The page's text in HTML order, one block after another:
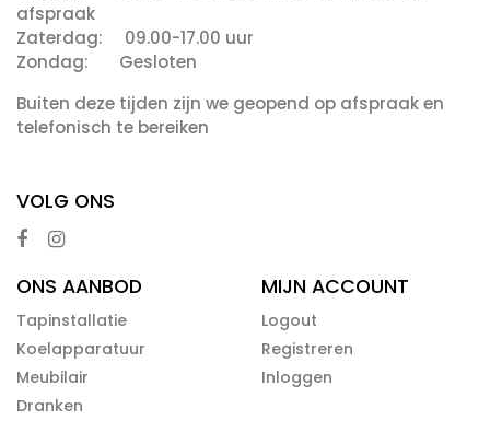
afspraak
Zaterdag: 09.00-17.00 uur
Zondag: Gesloten
Buiten deze tijden zijn we geopend op afspraak en
telefonisch te bereiken
VOLG ONS
ONS AANBOD
Tapinstallatie
Koelapparatuur
Meubilair
Dranken
MIJN ACCOUNT
Logout
Registreren
Inloggen